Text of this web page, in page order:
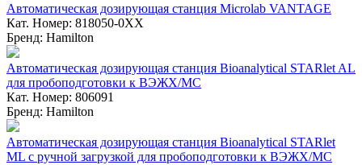
Автоматическая дозирующая станция Microlab VANTAGE
Кат. Номер: 818050-0ХХ
Бренд: Hamilton
Автоматическая дозирующая станция Bioanalytical STARlet AL
для пробоподготовки к ВЭЖХ/МС
Кат. Номер: 806091
Бренд: Hamilton
Автоматическая дозирующая станция Bioanalytical STARlet
ML с ручной загрузкой для пробоподготовки к ВЭЖХ/МС